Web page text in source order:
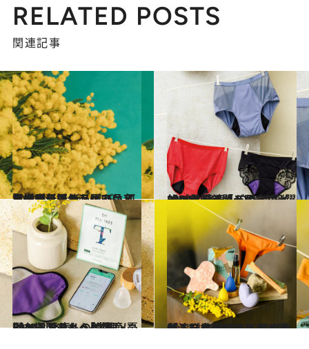
RELATED POSTS
関連記事
2024.3.8
急増するフェムケア品＆サービス… どう選び、何に注意して使えばいい？ 産婦人科医＆フェムケア賢者が伝授
ビューティ＆ヘルス 2024.3.8
【ベストフェムケア2024】発表！ QOLが飛躍的に上がる「ディープ インパクト部門・吸水ショーツ部門」
ビューティ＆ヘルス
2024.3.9
【ベストフェムケア2024】発表！ 「生理・PMS・おりもの部門」 憂鬱な期間をもっと快適に
ビューティ＆ヘルス 2024.2.29
「こんなのが欲しかった！」 傑作フェムケア集結＆プレゼント有 都内の台湾発書店でイベント開催
ビューティ＆ヘルス